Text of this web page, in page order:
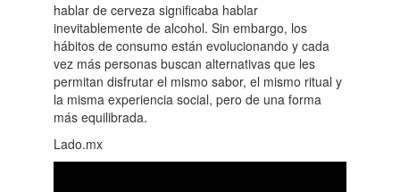
hablar de cerveza significaba hablar
inevitablemente de alcohol. Sin embargo, los
hábitos de consumo están evolucionando y cada
vez más personas buscan alternativas que les
permitan disfrutar el mismo sabor, el mismo ritual y
la misma experiencia social, pero de una forma
más equilibrada.
Lado.mx